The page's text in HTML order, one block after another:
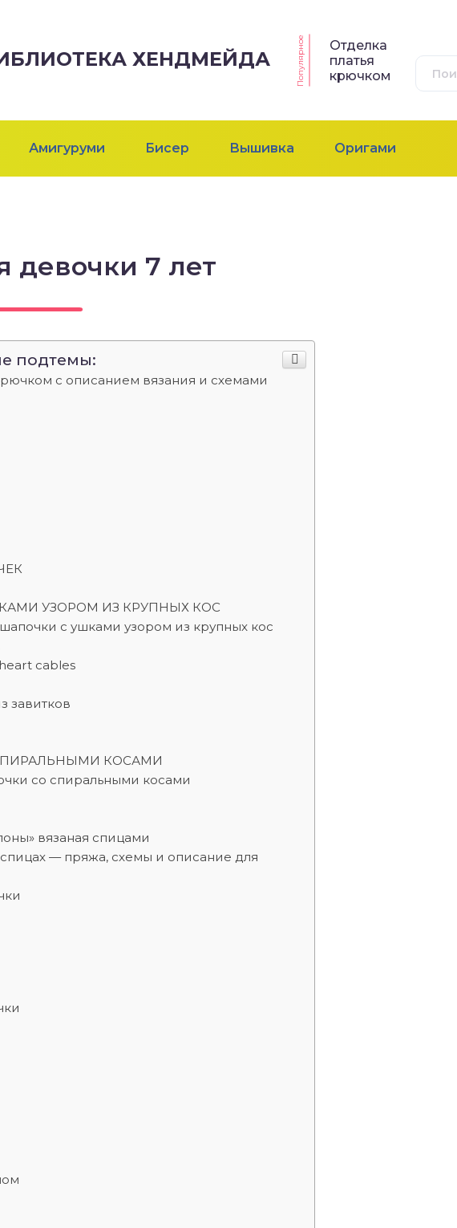
ХЕНДМЕЙДА Популярное
Отделка
платья
крючком
Амигуруми Бисер Вышивка Оригами
девочки 7 лет
подтемы:
с описанием вязания и схемами
УЗОРОМ ИЗ КРУПНЫХ КОС
с ушками узором из крупных кос
cables
завитков
КОСАМИ
со спиральными косами
вязаная спицами
— пряжа, схемы и описание для